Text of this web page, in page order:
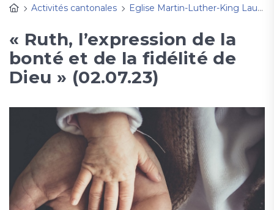
Activités cantonales
Eglise Martin-Luther-King Lausanne
« Ruth, l’expression de la
bonté et de la fidélité de
Dieu » (02.07.23)